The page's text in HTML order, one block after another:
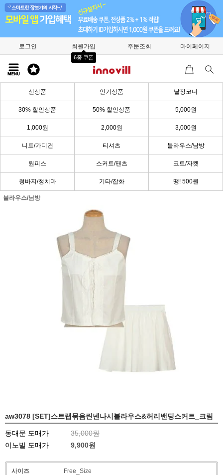
로그인 회원가입
6종 쿠폰
주문조회 마이페이지
신상품 인기상품 낱장코너
30% 할인상품 50% 할인상품 5,000원
1,000원 2,000원 3,000원
니트/가디건 티셔츠 블라우스/남방
원피스 스커트/팬츠 코트/자켓
청바지/청치마 기타/잡화 땡! 500원
블라우스/남방
aw3078 [SET]스트랩묶음린넨나시블라우스&허리밴딩스커트_크림
동대문 도매가
35,000원
이노빌 도매가
9,900원
사이즈 Free_Size